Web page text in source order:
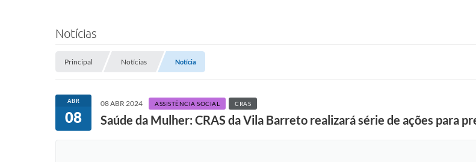
Notícias
Principal Notícias Notícia
ABR
08
08 ABR 2024 ASSISTÊNCIA SOCIAL CRAS
Saúde da Mulher: CRAS da Vila Barreto realizará série de ações para